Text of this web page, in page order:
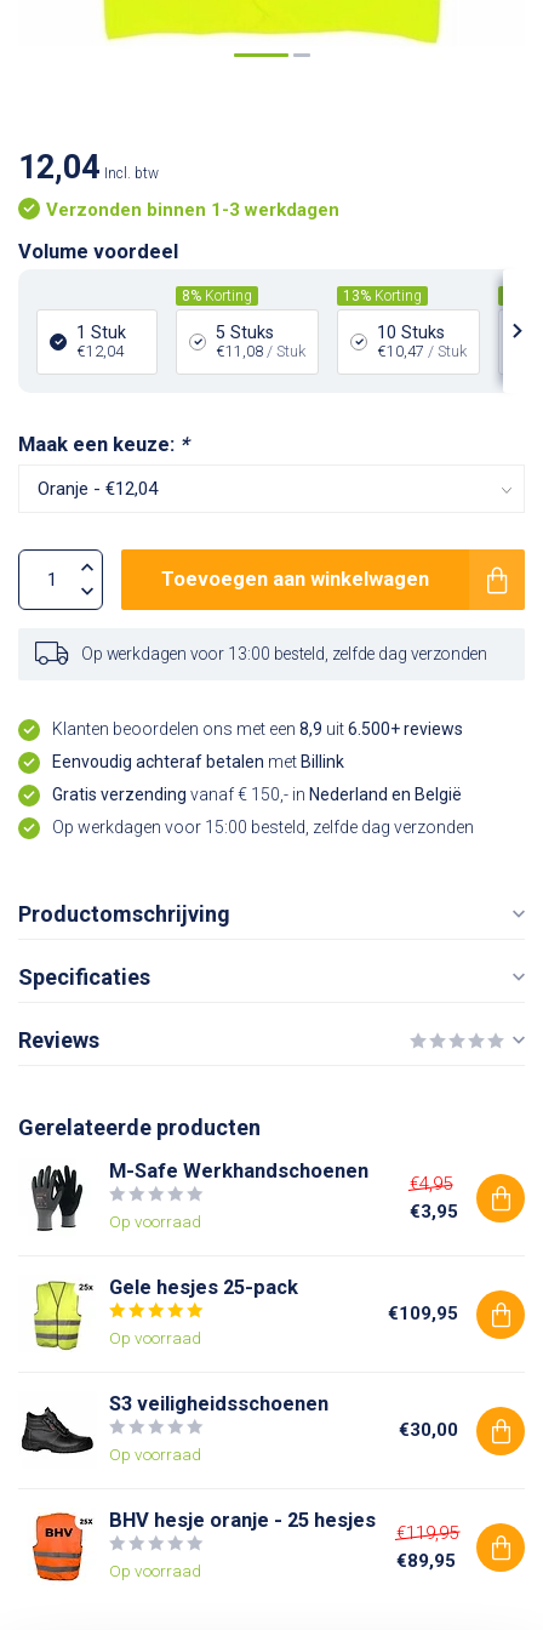
12,04 Incl. btw
Verzonden binnen 1-3 werkdagen
Volume voordeel
1 Stuk
€12,04
8% Korting
5 Stuks
€11,08 / Stuk
13% Korting
10 Stuks
€10,47 / Stuk
Maak een keuze: *
Toevoegen aan winkelwagen
Op werkdagen voor 13:00 besteld, zelfde dag verzonden
Klanten beoordelen ons met een 8,9 uit6.500+ reviews
Eenvoudig achteraf betalen met Billink
Gratis verzending vanaf € 150,- in Nederland en België
Op werkdagen voor 15:00 besteld, zelfde dag verzonden
Productomschrijving
Specificaties
Reviews
Gerelateerde producten
M-Safe Werkhandschoenen
Op voorraad
€4,95
€3,95
Gele hesjes 25-pack
Op voorraad
€109,95
S3 veiligheidsschoenen
Op voorraad
€30,00
BHV hesje oranje - 25 hesjes
Op voorraad
€119,95
€89,95